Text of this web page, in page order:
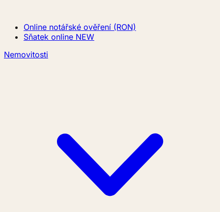
Online notářské ověření (RON)
Sňatek online NEW
Nemovitosti